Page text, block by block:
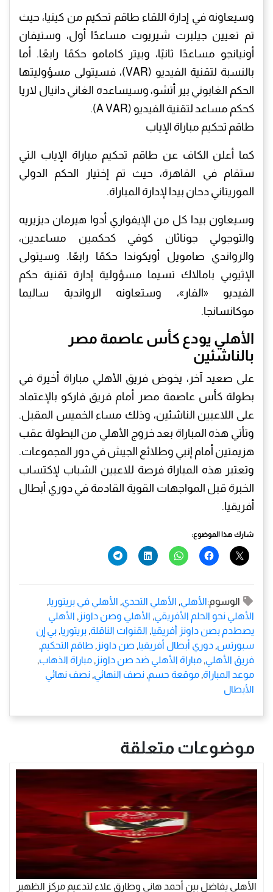
وسيعاونه في إدارة اللقاء طاقم تحكيم من كينيا، حيث
تم تعيين جيلبرت شيريوت مساعدًا أول، وستيفان
أونيانجو مساعدًا ثانيًا، وبيتر كامامو حكمًا رابعًا. أما
بالنسبة لتقنية الفيديو (VAR)، فسيتولى مسؤوليتها
الحكم الغابوني بير أتشو، وسيساعده الغاني دانيال لاريا
كحكم مساعد لتقنية الفيديو (A VAR).
طاقم تحكيم مباراة الإياب
كما أعلن الكاف عن طاقم تحكيم مباراة الإياب التي
ستقام في القاهرة، حيث تم إختيار الحكم الدولي
الموريتاني دحان بيدا لإدارة المباراة.
وسيعاون بيدا كل من الإيفواري أدوا هيرمان ديزيريه
والتوجولي جوناثان كوفي كحكمين مساعدين،
والرواندي صامويل أويكوندا حكمًا رابعًا. وسيتولى
الإثيوبي بامالاك تسيما مسؤولية إدارة تقنية حكم
الفيديو «الفار»، وستعاونه الرواندية ساليما
موكانسانجا.
الأهلي يودع كأس عاصمة مصر
بالناشئين
على صعيد آخر، يخوض فريق الأهلي مباراة أخيرة في
بطولة كأس عاصمة مصر أمام فريق فاركو بالإعتماد
على اللاعبين الناشئين، وذلك مساء الخميس المقبل.
وتأتي هذه المباراة بعد خروج الأهلي من البطولة عقب
هزيمتين أمام إنبي وطلائع الجيش في دور المجموعات.
وتعتبر هذه المباراة فرصة للاعبين الشباب لإكتساب
الخبرة قبل المواجهات القوية القادمة في دوري أبطال
أفريقيا.
شارك هذا الموضوع:
الوسوم:الأهلي, الأهلي التحدي, الأهلي في بريتوريا,
الأهلي نحو الحلم الأفريقي, الأهلي وصن داونز , الأهلي
يصطدم بصن داونز أفريقيا, القنوات الناقلة, بريتوريا, بي إن
سبورتس, دوري أبطال أفريقيا, صن داونز , طاقم التحكيم,
فريق الأهلي, مباراة الأهلي ضد صن داونز , مباراة الذهاب,
موعد المباراة, موقعة حسم, نصف النهائي, نصف نهائي
الأبطال
موضوعات متعلقة
الأهلي يفاضل بين أحمد هاني وطارق علاء لتدعيم مركز الظهير